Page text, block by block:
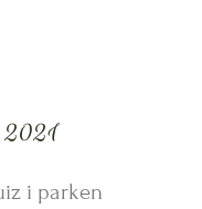
i parken